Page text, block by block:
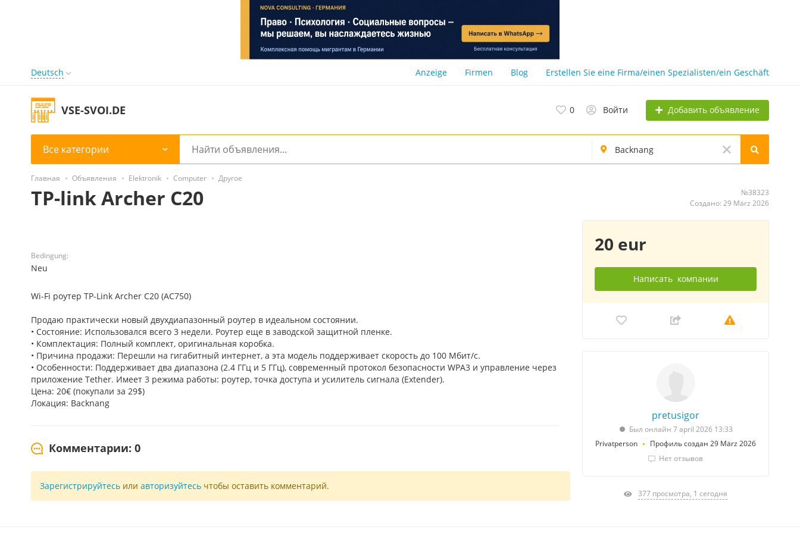
Deutsch Anzeige Firmen Blog Erstellen Sie eine Firma/einen Spezialisten/ein Geschäft
VSE-SVOI.DE 0 Войти Добавить объявление
Все категории
Главная Объявления Elektronik Computer Другое
TP-link Archer C20
№38323
Создано: 29 März 2026
Bedingung:
Neu
Wi-Fi роутер TP-Link Archer C20 (AC750)
Продаю практически новый двухдиапазонный роутер в идеальном состоянии.
• Состояние: Использовался всего 3 недели. Роутер еще в заводской защитной пленке.
• Комплектация: Полный комплект, оригинальная коробка.
• Причина продажи: Перешли на гигабитный интернет, а эта модель поддерживает скорость до 100 Мбит/с.
• Особенности: Поддерживает два диапазона (2.4 ГГц и 5 ГГц), современный протокол безопасности WPA3 и управление через
приложение Tether. Имеет 3 режима работы: роутер, точка доступа и усилитель сигнала (Extender).
Цена: 20€ (покупали за 29$)
Локация: Backnang
Комментарии: 0
Зарегистрируйтесь или авторизуйтесь чтобы оставить комментарий.
20 eur
Написать компании
pretusigor
Был онлайн 7 april 2026 13:33
Privatperson
Профиль создан 29 März 2026
Нет отзывов
377 просмотра, 1 сегодня